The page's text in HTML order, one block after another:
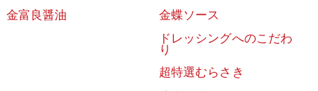
金富良醤油
金蝶ソース
ドレッシングへのこだわ
り
超特選むらさき